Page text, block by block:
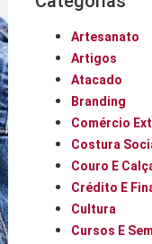
Artesanato
Artigos
Atacado
Branding
Comércio
Costura
Couro E
Crédito E
Cultura
Cursos E